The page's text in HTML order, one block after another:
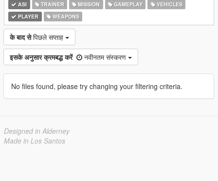
ASI TRAINER MISSION GAMEPLAY
VEHICLES
PLAYER
WEAPONS
के बाद से पिछले सप्ताह
इसके अनुसार क्रमबद्ध करें नवीनतम संस्करण
No files found, please try changing your filtering criteria.
Designed in Alderney
Made in Los Santos